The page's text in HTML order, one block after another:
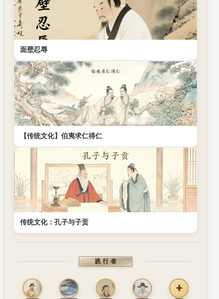
面壁忍辱
【传统文化】伯夷求仁得仁
传统文化：孔子与子贡
践行者
+